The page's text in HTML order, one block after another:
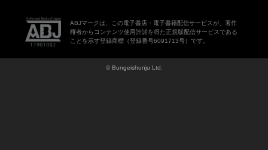
ABJマークは、この電子書店・電子書籍配信サービスが、著作
権者からコンテンツ使用許諾を得た正規版配信サービスである
ことを示す登録商標（登録番号6091713号）です。
© Bungeishunju Ltd.